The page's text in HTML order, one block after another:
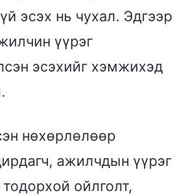
эсэх нь чухал. Эдгээр
үүрэг
эсэхийг хэмжихэд
нөхөрлөлөөр
ажилчдын үүрэг
ойлголт,